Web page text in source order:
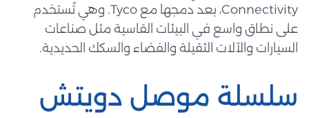
Connectivity، بعد دمجها مع Tyco. وهي تُستخدم
على نطاق واسع في البيئات القاسية مثل صناعات
السيارات والآلات الثقيلة والفضاء والسكك الحديدية.
سلسلة موصل دويتش